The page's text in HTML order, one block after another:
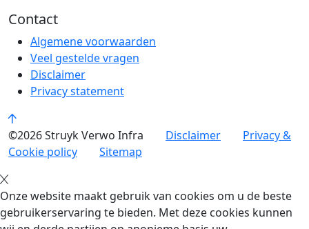
Contact
Algemene voorwaarden
Veel gestelde vragen
Disclaimer
Privacy statement
©2026 Struyk Verwo Infra Disclaimer
Privacy &
Cookie policy
Sitemap
Onze website maakt gebruik van cookies om u de beste
gebruikerservaring te bieden. Met deze cookies kunnen